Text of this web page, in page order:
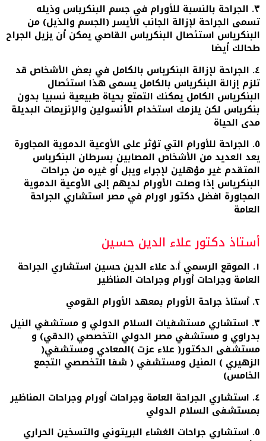
٣. الجراحة بالنسبة للأورام في جسم البنكرياس وذيله
تسمى الجراحة لإزالة الجانب الأيسر (الجسم والذيل) من
البنكرياس استئصال البنكرياس القاصي يمكن أن يزيل الجراح
طحالك أيضا
٤. الجراحة لإزالة البنكرياس بالكامل في بعض الأشخاص قد
تلزم إزالة البنكرياس بالكامل يسمى هذا استئصال
البنكرياس الكامل يمكنك التمتع بحياة طبيعية نسبيا بدون
بنكرياس لكن يلزمك استخدام الأنسولين والإنزيمات البديلة
مدى الحياة
٥. الجراحة للأورام التي تؤثر على الأوعية الدموية المجاورة
يعد العديد من الأشخاص المصابين بسرطان البنكرياس
المتقدم غير مؤهلين لإجراء ويبل أو غيره من جراحات
البنكرياس إذا وصلت الأورام لديهم إلى الأوعية الدموية
المجاورة افضل دكتور اورام في مصر استشاري الجراحة
العامة
أستاذ دكتور علاء الدين حسين
١. الموقع الرسمي أ.د علاء الدين حسين استشاري الجراحة
العامة وجراحات أورام وجراحات المناظير
٢. أستاذ جراحة الأورام بمعهد الأورام القومي
٣. استشاري مستشفيات السلام الدولي و مستشفي النيل
بدراوي و مستشفي مصر الدولي التخصصي (الدقي) و
مستشفى الدكتور( علاء عزت )المعادي ومستشفي(
الزهيري ) المنيل ومستشفي ( شفا التخصصي التجمع
الخامس)
٤. استشاري الجراحة العامة وجراحات أورام وجراحات المناظير
بمستشفى السلام الدولي
٥. استشاري جراحات الغشاء البريتوني والتسخين الحراري